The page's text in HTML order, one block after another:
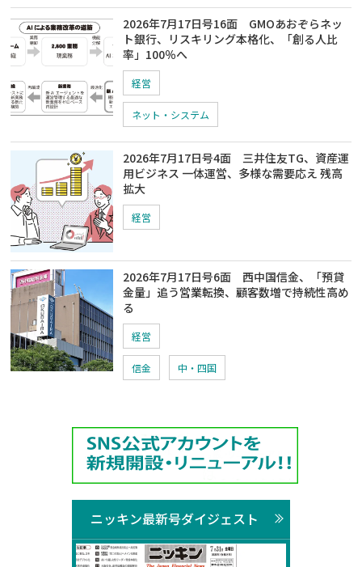
2026年7月17日号16面 GMOあおぞらネッ
ト銀行、リスキリング本格化、「創る人比
率」100％へ
経営
ネット・システム
2026年7月17日号4面 三井住友TG、資産運
用ビジネス 一体運営、多様な需要応え 残高
拡大
経営
2026年7月17日号6面 西中国信金、「預貸
金量」追う営業転換、顧客数増で持続性高め
る
経営
信金 中・四国
ニッキン最新号ダイジェスト